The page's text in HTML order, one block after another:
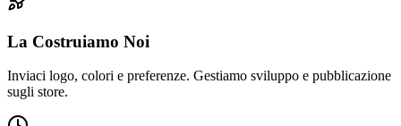
La Costruiamo Noi
Inviaci logo, colori e preferenze. Gestiamo sviluppo e pubblicazione
sugli store.